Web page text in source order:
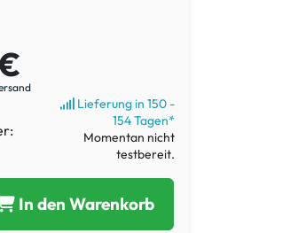
Lieferung in 150 -
154 Tagen*
Momentan nicht
testbereit.
In den Warenkorb